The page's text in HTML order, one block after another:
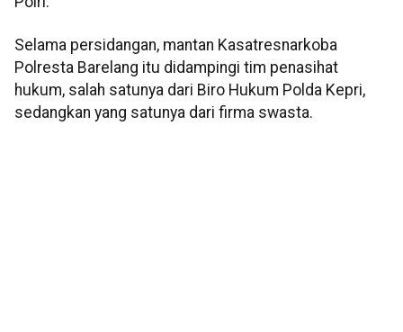
Selama persidangan, mantan Kasatresnarkoba
Polresta Barelang itu didampingi tim penasihat
hukum, salah satunya dari Biro Hukum Polda Kepri,
sedangkan yang satunya dari firma swasta.